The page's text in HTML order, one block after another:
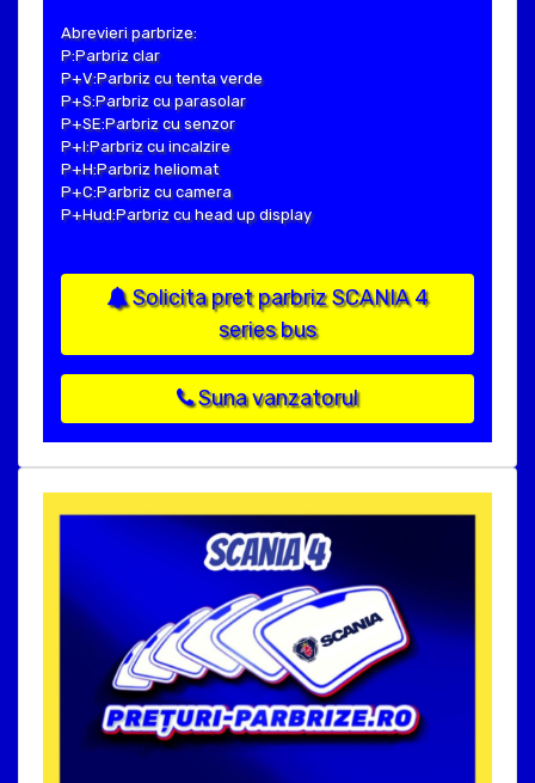
Abrevieri parbrize:
P:Parbriz clar
P+V:Parbriz cu tenta verde
P+S:Parbriz cu parasolar
P+SE:Parbriz cu senzor
P+I:Parbriz cu incalzire
P+H:Parbriz heliomat
P+C:Parbriz cu camera
P+Hud:Parbriz cu head up display
Solicita pret parbriz SCANIA 4
series bus
Suna vanzatorul